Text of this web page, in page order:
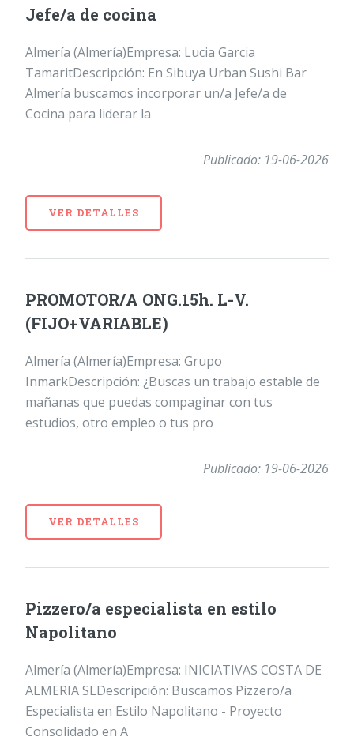
Jefe/a de cocina
Almería (Almería)Empresa: Lucia Garcia
TamaritDescripción: En Sibuya Urban Sushi Bar
Almería buscamos incorporar un/a Jefe/a de
Cocina para liderar la
Publicado: 19-06-2026
VER DETALLES
PROMOTOR/A ONG.15h. L-V.
(FIJO+VARIABLE)
Almería (Almería)Empresa: Grupo
InmarkDescripción: ¿Buscas un trabajo estable de
mañanas que puedas compaginar con tus
estudios, otro empleo o tus pro
Publicado: 19-06-2026
VER DETALLES
Pizzero/a especialista en estilo
Napolitano
Almería (Almería)Empresa: INICIATIVAS COSTA DE
ALMERIA SLDescripción: Buscamos Pizzero/a
Especialista en Estilo Napolitano - Proyecto
Consolidado en A